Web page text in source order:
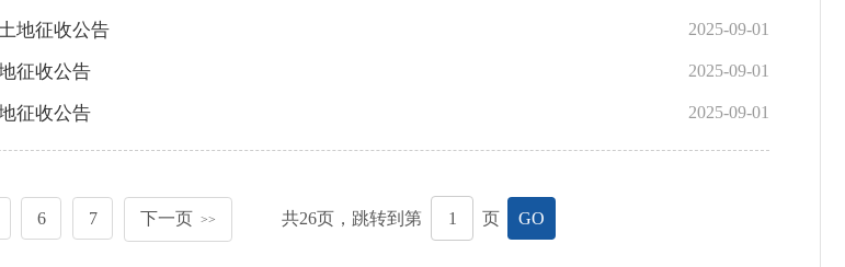
地征收公告 2025-09-01
征收公告 2025-09-01
征收公告 2025-09-01
6 7 下一页 >> 共26页，跳转到第 页 GO